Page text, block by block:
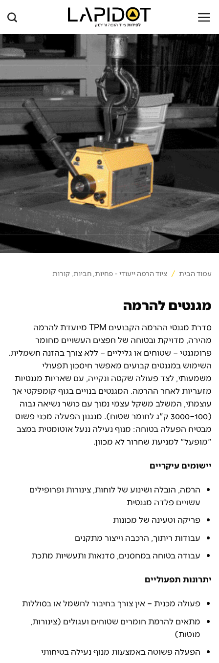
עמוד הבית / ציוד הרמה ייעודי - פחיות, חביות, קורות
מגנטים להרמה
סדרת מגנטי ההרמה הקבועים TPM מיועדת להרמה
מהירה, מדויקת ובטוחה של חפצים העשויים מחומר
פרומגנטי – שטוחים או גליליים – ללא צורך בהזנה חשמלית.
השימוש במגנטים קבועים מאפשר חיסכון תפעולי
משמעותי, לצד פעולה שקטה ונקייה, עם שאריות מגנטיות
מזעריות לאחר ההרמה. המגנטים בנויים בגוף קומפקטי אך
עוצמתי, המשלב משקל עצמי נמוך עם כושר נשיאה גבוה
(100–3000 ק"ג לחומר שטוח). מנגנון הפעלה מכני פשוט
מבטיח הפעלה בטוחה: מנוף נעילה ננעל אוטומטית במצב
"מופעל" למניעת שחרור לא מכוון.
יישומים עיקריים
הרמה, הובלה ושינוע של לוחות, צינורות ופרופילים
עשויים פלדה מגנטית
פריקה וטעינה של מכונות
עבודות ריתוך, הרכבה וייצור מתקנים
עבודה בטוחה במחסנים, סדנאות ותעשיות מתכת
יתרונות תפעוליים
פעולה מכנית – אין צורך בחיבור לחשמל או בסוללות
מתאים להרמת חומרים שטוחים ועגולים (צינורות,
מוטות)
הפעלה פשוטה באמצעות מנוף נעילה בטיחותי